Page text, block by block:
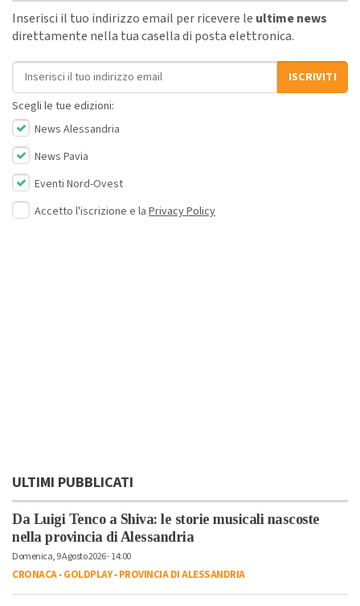
Inserisci il tuo indirizzo email per ricevere le ultime news
direttamente nella tua casella di posta elettronica.
Indirizzo email
ISCRIVITI
Scegli le tue edizioni:
News Alessandria
News Pavia
Eventi Nord-Ovest
Accetto l'iscrizione e la Privacy Policy
ULTIMI PUBBLICATI
Da Luigi Tenco a Shiva: le storie musicali nascoste
nella provincia di Alessandria
Domenica, 9 Agosto 2026 - 14:00
CRONACA-GOLDPLAY-PROVINCIA DI ALESSANDRIA